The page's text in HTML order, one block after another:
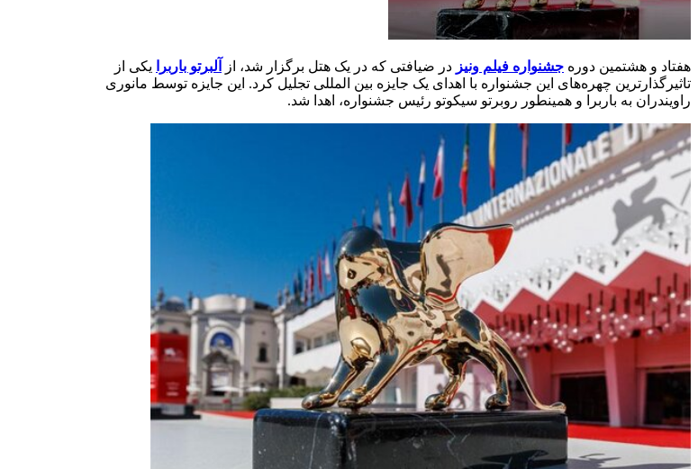
هفتاد و هشتمین دوره جشنواره فیلم ونیز در ضیافتی که در یک هتل برگزار شد، از آلبرتو باربرا
یکی از
تاثیرگذارترین چهره‌های این جشنواره با اهدای یک جایزه بین المللی تجلیل کرد. این جایزه توسط مانوری
راویندران به باربرا و همینطور روبرتو سیکوتو رئیس جشنواره، اهدا شد.